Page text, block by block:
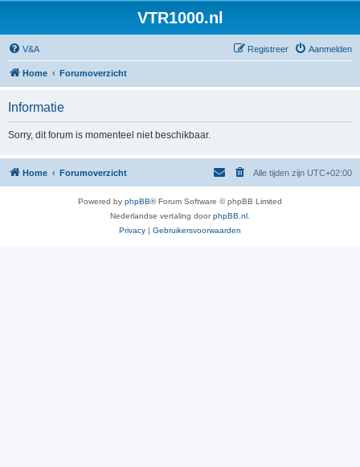
VTR1000.nl
V&A Aanmelden
Registreer
Home Forumoverzicht
Informatie
Sorry, dit forum is momenteel niet beschikbaar.
Home Forumoverzicht Alle tijden zijn UTC+02:00
Powered by phpBB® Forum Software © phpBB Limited
Nederlandse vertaling doorphpBB.nl
Privacy | Gebruikersvoorwaarden